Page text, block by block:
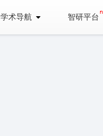
学术导航 智研平台